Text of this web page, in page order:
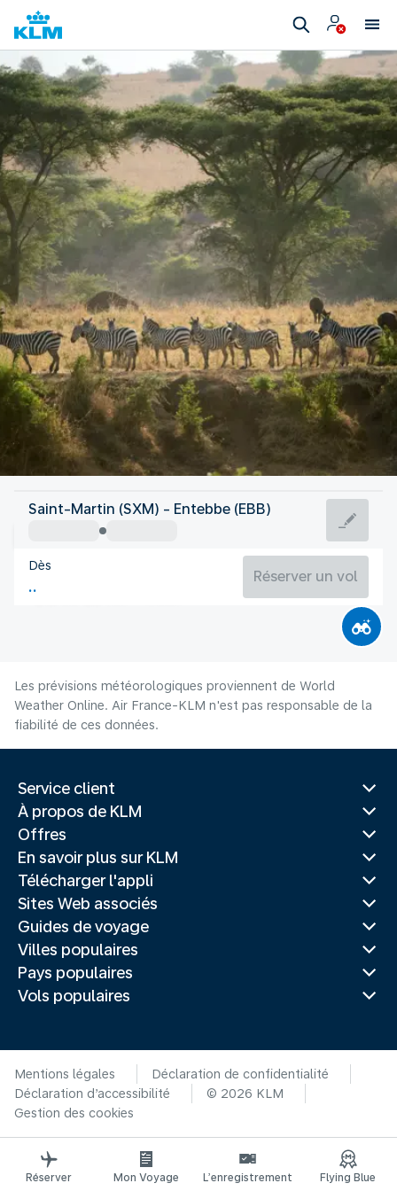
Ouganda
Entebbe
Ouganda
Durée du vol
Saint-Martin (SXM) - Entebbe (EBB)
Dès
Réserver un vol
Les prévisions météorologiques proviennent de World
Weather Online. Air France-KLM n'est pas responsable de la
fiabilité de ces données.
Service client
À propos de KLM
Offres
En savoir plus sur KLM
Télécharger l'appli
Sites Web associés
Guides de voyage
Villes populaires
Pays populaires
Vols populaires
Mentions légales
Déclaration de confidentialité
Déclaration d’accessibilité
© 2026 KLM
Gestion des cookies
Réserver Mon Voyage L’enregistrement Flying Blue